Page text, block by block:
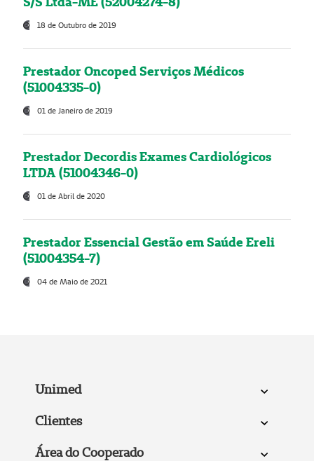
18 de Outubro de 2019
Prestador Oncoped Serviços Médicos
(51004335-0)
01 de Janeiro de 2019
Prestador Decordis Exames Cardiológicos
LTDA (51004346-0)
01 de Abril de 2020
Prestador Essencial Gestão em Saúde Ereli
(51004354-7)
04 de Maio de 2021
Unimed
Clientes
Área do Cooperado